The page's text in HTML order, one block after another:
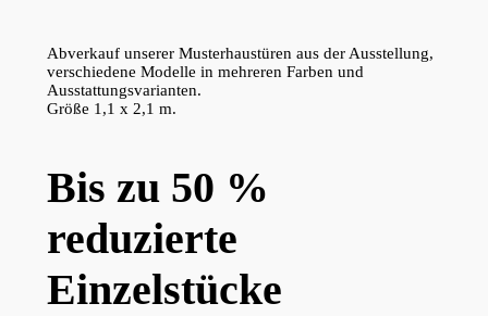
Abverkauf unserer Musterhaustüren aus der Ausstellung,
verschiedene Modelle in mehreren Farben und
Ausstattungsvarianten.
Größe 1,1 x 2,1 m.
Bis zu 50 %
reduzierte
Einzelstücke